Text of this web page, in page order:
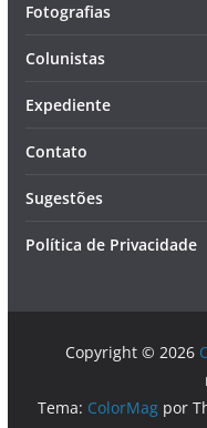
Fotografias
Colunistas
Expediente
Contato
Sugestões
Política de Privacidade
Copyright © 2026
Tema: ColorMagpor